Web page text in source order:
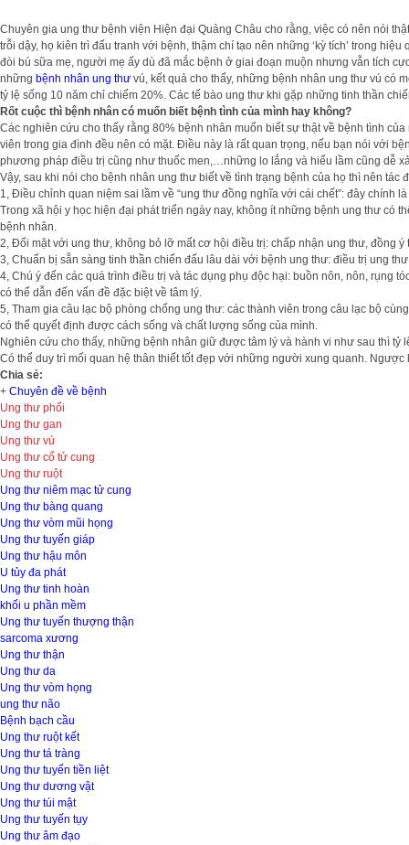
Chuyên gia ung thư bệnh viện Hiện đại Quảng Châu cho rằng, việc có nên nói
trỗi dậy, họ kiên trì đấu tranh với bệnh, thậm chí tạo nên những ‘kỳ tích’ trong
đòi bú sữa mẹ, người mẹ ấy dù đã mắc bệnh ở giai đoạn muộn nhưng vẫn tích
những bệnh nhân ung thư vú, kết quả cho thấy, những bệnh nhân ung thư vú có
tỷ lệ sống 10 năm chỉ chiếm 20%. Các tế bào ung thư khi gặp những tinh thần
Rốt cuộc thì bệnh nhân có muốn biết bệnh tình của mình hay không?
Các nghiên cứu cho thấy rằng 80% bệnh nhân muốn biết sự thật về bệnh tình
viên trong gia đình đều nên có mặt. Điều này là rất quan trọng, nếu bạn nói với
phương pháp điều trị cũng như thuốc men,…những lo lắng và hiểu lầm cũng dễ
Vậy, sau khi nói cho bệnh nhân ung thư biết về tình trạng bệnh của họ thì nên tác
1, Điều chỉnh quan niệm sai lầm về “ung thư đồng nghĩa với cái chết”: đây chính
Trong xã hội y học hiện đại phát triển ngày nay, không ít những bệnh ung thư có
bệnh nhân.
2, Đối mặt với ung thư, không bỏ lỡ mất cơ hội điều trị: chấp nhận ung thư, đồng
3, Chuẩn bị sẵn sàng tinh thần chiến đấu lâu dài với bệnh ung thư: điều trị ung
4, Chú ý đến các quá trình điều trị và tác dụng phụ độc hại: buồn nôn, nôn,
có thể dẫn đến vấn đề đặc biệt về tâm lý.
5, Tham gia câu lạc bộ phòng chống ung thư: các thành viên trong câu lạc bộ
có thể quyết định được cách sống và chất lượng sống của mình.
Nghiên cứu cho thấy, những bệnh nhân giữ được tâm lý và hành vi như sau thì
Có thể duy trì mối quan hệ thân thiết tốt đẹp với những người xung quanh.
Chia sẻ:
+ Chuyên đề về bệnh
Ung thư phổi
Ung thư gan
Ung thư vú
Ung thư cổ tử cung
Ung thư ruột
Ung thư niêm mạc tử cung
Ung thư bàng quang
Ung thư vòm mũi họng
Ung thư tuyến giáp
Ung thư hậu môn
U tủy đa phát
Ung thư tinh hoàn
khối u phần mềm
Ung thư tuyến thượng thận
sarcoma xương
Ung thư thận
Ung thư da
Ung thư vòm họng
ung thư não
Bệnh bạch cầu
Ung thư ruột kết
Ung thư tá tràng
Ung thư tuyến tiền liệt
Ung thư dương vật
Ung thư túi mật
Ung thư tuyến tụy
Ung thư âm đạo